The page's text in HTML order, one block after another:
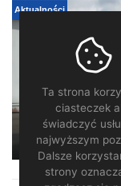
Aktualności
Pomagamy.
Ta strona
ciasteczek
świadczyć
najwyższym
Dalsze
strony